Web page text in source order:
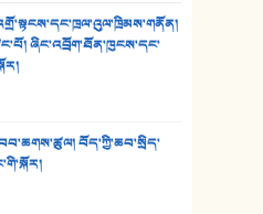
- ཟླ་སྒྲོན།
- ཟླ་སྒྲོན།
ཞིང་འབྲོག་ཐོན་ཁུངས་དང་
བོད་ཀྱི་ཆབ་སྲིད་